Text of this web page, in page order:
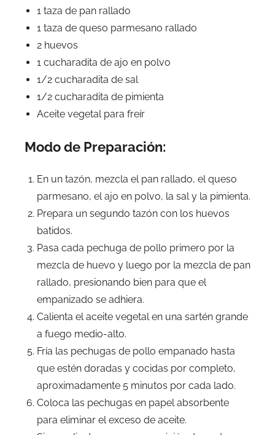
1 taza de pan rallado
1 taza de queso parmesano rallado
2 huevos
1 cucharadita de ajo en polvo
1/2 cucharadita de sal
1/2 cucharadita de pimienta
Aceite vegetal para freír
Modo de Preparación:
En un tazón, mezcla el pan rallado, el queso
parmesano, el ajo en polvo, la sal y la pimienta.
Prepara un segundo tazón con los huevos
batidos.
Pasa cada pechuga de pollo primero por la
mezcla de huevo y luego por la mezcla de pan
rallado, presionando bien para que el
empanizado se adhiera.
Calienta el aceite vegetal en una sartén grande
a fuego medio-alto.
Fría las pechugas de pollo empanado hasta
que estén doradas y cocidas por completo,
aproximadamente 5 minutos por cada lado.
Coloca las pechugas en papel absorbente
para eliminar el exceso de aceite.